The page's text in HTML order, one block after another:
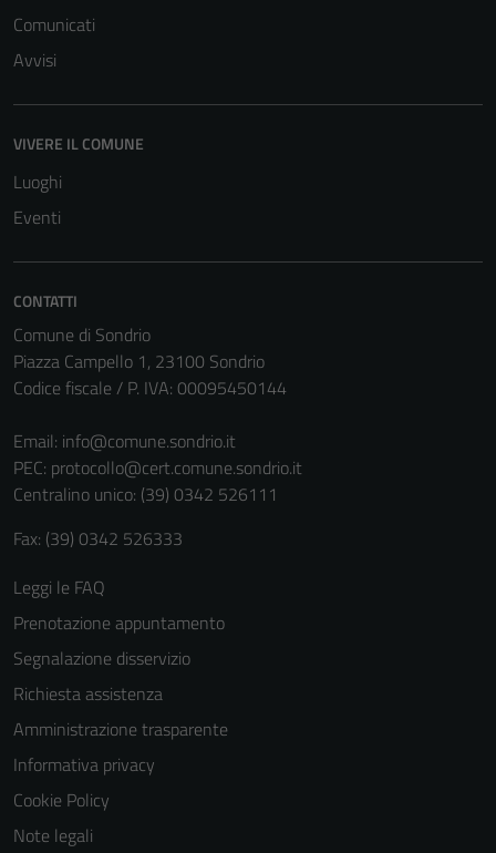
Comunicati
Avvisi
VIVERE IL COMUNE
Luoghi
Eventi
CONTATTI
Comune di Sondrio
Piazza Campello 1, 23100 Sondrio
Codice fiscale / P. IVA: 00095450144
Email: info@comune.sondrio.it
PEC: protocollo@cert.comune.sondrio.it
Centralino unico: (39) 0342 526111
Fax: (39) 0342 526333
Leggi le FAQ
Prenotazione appuntamento
Segnalazione disservizio
Richiesta assistenza
Amministrazione trasparente
Informativa privacy
Cookie Policy
Note legali